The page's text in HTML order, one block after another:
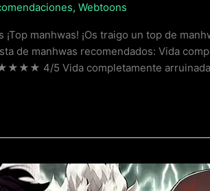
, Webtoons
¡Top manhwas! ¡Os traigo un top de
de manhwas recomendados: Vida
4/5 Vida completamente